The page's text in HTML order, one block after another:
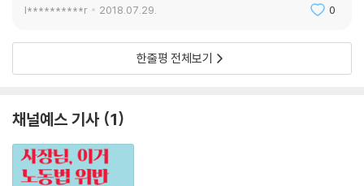
l**********r 2018.07.29. 0
한줄평 전체보기
채널예스 기사 1